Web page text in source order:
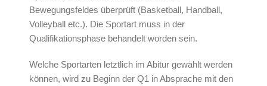
Bewegungsfeldes überprüft (Basketball, Handball,
Volleyball etc.). Die Sportart muss in der
Qualifikationsphase behandelt worden sein.
Welche Sportarten letztlich im Abitur gewählt werden
können, wird zu Beginn der Q1 in Absprache mit den